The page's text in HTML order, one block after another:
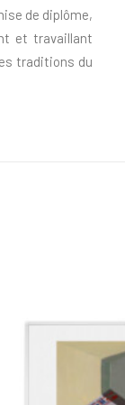
de diplôme,
et travaillant
traditions du